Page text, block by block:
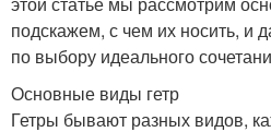
подскажем, с чем их носить, и
по выбору идеального
Основные виды гетр
Гетры бывают разных видов,